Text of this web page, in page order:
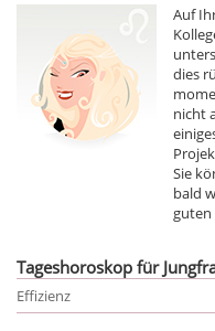
Auf
dies
nicht
Sie
bald
guten
Tageshoroskop für
Effizienz